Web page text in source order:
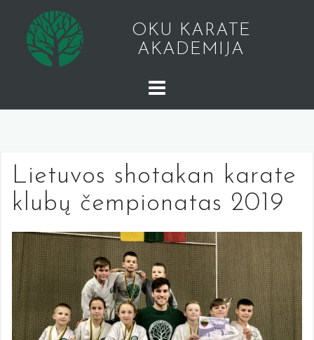
content
OKU KARATE
AKADEMIJA
Lietuvos shotakan karate
klubų čempionatas 2019